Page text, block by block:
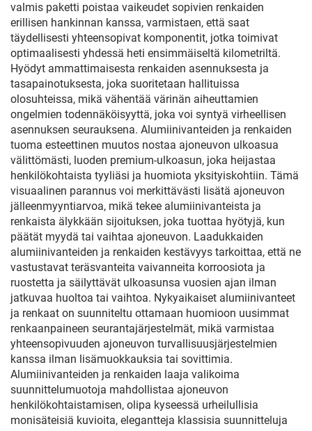
valmis paketti poistaa vaikeudet sopivien renkaiden
erillisen hankinnan kanssa, varmistaen, että saat
täydellisesti yhteensopivat komponentit, jotka toimivat
optimaalisesti yhdessä heti ensimmäiseltä kilometriltä.
Hyödyt ammattimaisesta renkaiden asennuksesta ja
tasapainotuksesta, joka suoritetaan hallituissa
olosuhteissa, mikä vähentää värinän aiheuttamien
ongelmien todennäköisyyttä, joka voi syntyä virheellisen
asennuksen seurauksena. Alumiinivanteiden ja renkaiden
tuoma esteettinen muutos nostaa ajoneuvon ulkoasua
välittömästi, luoden premium-ulkoasun, joka heijastaa
henkilökohtaista tyyliäsi ja huomiota yksityiskohtiin. Tämä
visuaalinen parannus voi merkittävästi lisätä ajoneuvon
jälleenmyyntiarvoa, mikä tekee alumiinivanteista ja
renkaista älykkään sijoituksen, joka tuottaa hyötyjä, kun
päätät myydä tai vaihtaa ajoneuvon. Laadukkaiden
alumiinivanteiden ja renkaiden kestävyys tarkoittaa, että ne
vastustavat teräsvanteita vaivanneita korroosiota ja
ruostetta ja säilyttävät ulkoasunsa vuosien ajan ilman
jatkuvaa huoltoa tai vaihtoa. Nykyaikaiset alumiinivanteet
ja renkaat on suunniteltu ottamaan huomioon uusimmat
renkaanpaineen seurantajärjestelmät, mikä varmistaa
yhteensopivuuden ajoneuvon turvallisuusjärjestelmien
kanssa ilman lisämuokkauksia tai sovittimia.
Alumiinivanteiden ja renkaiden laaja valikoima
suunnittelumuotoja mahdollistaa ajoneuvon
henkilökohtaistamisen, olipa kyseessä urheilullisia
monisäteisiä kuvioita, elegantteja klassisia suunnitteluja